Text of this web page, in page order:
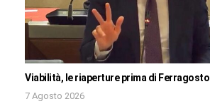
Viabilità, le riaperture prima di Ferragosto
7 Agosto 2026